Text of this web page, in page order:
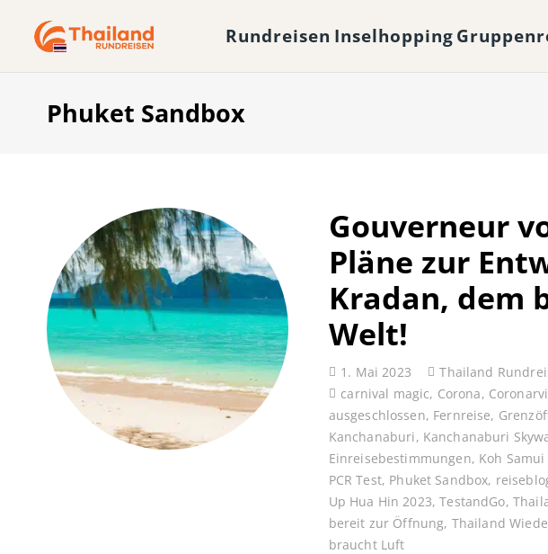
Rundreisen Inselhopping
Phuket Sandbox
Gouverneur
Pläne zur
Kradan, dem
Welt!
1. Mai 2023 Thailand
carnival magic, Corona,
ausgeschlossen, Fernreise,
Kanchanaburi, Kanchanaburi
Einreisebestimmungen, Koh Samui
PCR Test, Phuket Sandbox,
Up Hua Hin 2023,TestandGo,
bereit zur Öffnung, Thailand
braucht Luft